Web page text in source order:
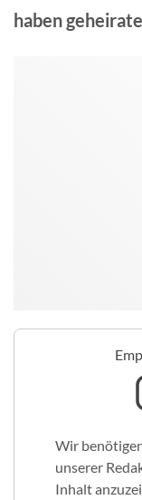
haben
Wir
unserer
Inhalt